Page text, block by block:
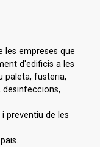
les empreses que
d'edificis a les
paleta, fusteria,
desinfeccions,
preventiu de les